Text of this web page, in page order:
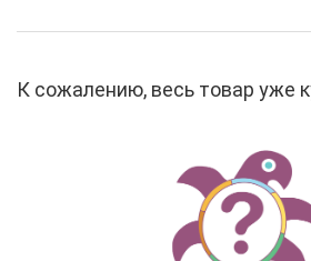
К сожалению, весь товар уже